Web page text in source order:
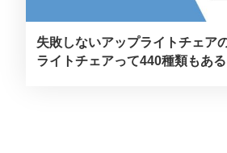
失敗しないアップライトチェア
ライトチェアって440種類もあ